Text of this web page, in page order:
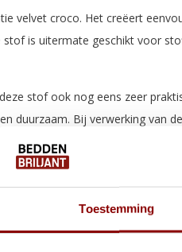
Toestemming
velvet croco. Het creëert
is uitermate geschikt voor
stof ook nog eens zeer
duurzaam. Bij verwerking van
voor het beste resultaat.
kussens